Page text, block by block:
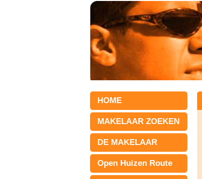
HOME
MAKELAAR ZOEKEN
DE MAKELAAR
Open Huizen Route